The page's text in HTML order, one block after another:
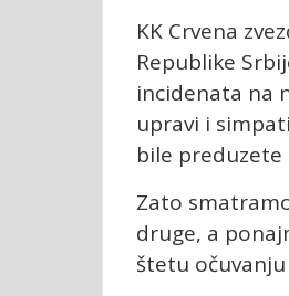
KK Crvena
Republike
incidenata na
upravi i
bile
Zato
druge, a
štetu očuvanju